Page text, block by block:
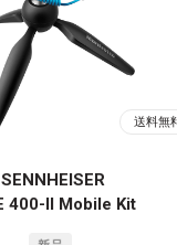
SENNHEISER
400-II Mobile Kit